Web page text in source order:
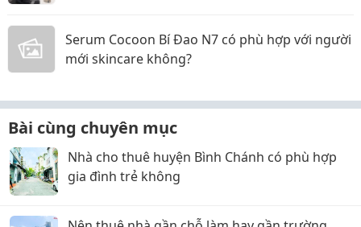
Serum Cocoon Bí Đao N7 có phù hợp với người
mới skincare không?
Bài cùng chuyên mục
Nhà cho thuê huyện Bình Chánh có phù hợp
gia đình trẻ không